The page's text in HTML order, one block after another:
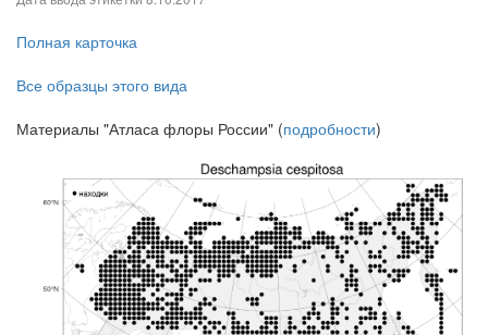
Полная карточка
Все образцы этого вида
Материалы "Атласа флоры России" (подробности)